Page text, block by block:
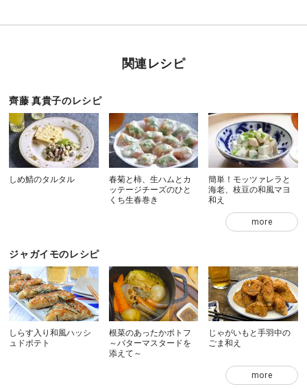
関連レシピ
齊藤 真貴子のレシピ
しめ鯖のタルタル
春菊と柿、生ハムとカ
ッテージチーズのひと
くち生春巻き
簡単！モッツァレラと
海老、枝豆の和風マヨ
和え
more
ジャガイモのレシピ
しらす入り和風ハッシ
ュドポテト
根菜のあったかポトフ
～バターマスタードを
添えて～
じゃがいもと手羽中の
ごま和え
more